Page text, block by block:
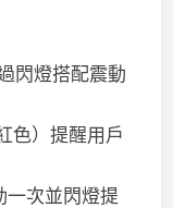
閃燈搭配震動
色）提醒用戶
一次並閃燈提